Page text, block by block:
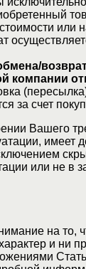
или
компании
за счет
Вашего
или не в
на то,
и ни